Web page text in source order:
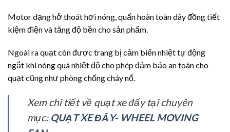
Motor dạng hở thoát hơi nóng, quấn hoàn toàn dây đồng tiết
kiệm điện và tăng độ bền cho sản phẩm.
Ngoài ra quạt còn được trang bị cảm biến nhiệt tự động
ngắt khi nóng quá nhiệt độ cho phép đảm bảo an toàn cho
quạt cũng như phòng chống cháy nổ.
Xem chi tiết về quạt xe đẩy tại chuyên
mục: QUẠT XE ĐẨY- WHEEL MOVING